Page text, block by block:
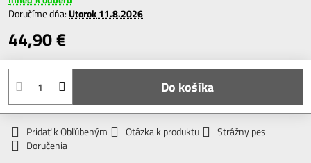
Doručíme dňa: Utorok11.8.2026
44,90 €
Do košíka
Pridať k Obľúbeným Otázka k produktu
Strážny pes
Doručenia